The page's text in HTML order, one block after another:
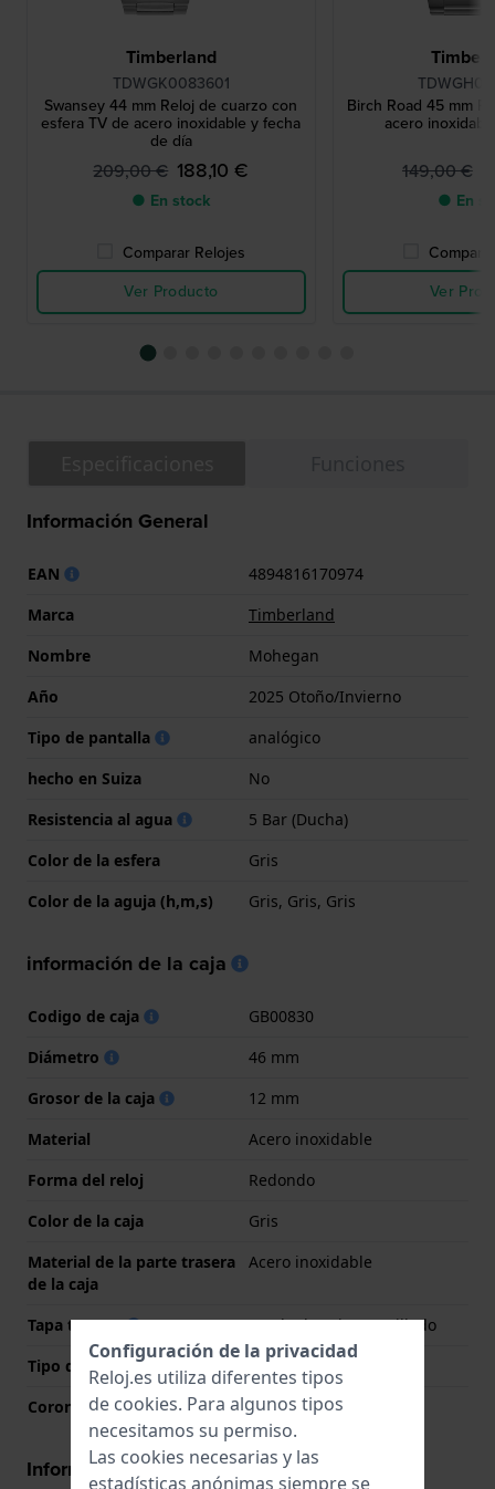
Timberland
TDWGK0083601
Swansey 44 mm Reloj de cuarzo con
esfera TV de acero inoxidable y fecha
de día
209,00 € 188,10 €
● En stock
Comparar Relojes
Ver Producto
Birch Road 45 mm
acero
149,00 €
● En
Ver
Información General
EAN
4894816170974
Marca
Timberland
Nombre
Mohegan
Año
2025 Otoño/Invierno
Tipo de pantalla
analógico
hecho en Suiza
No
Resistencia al agua
5 Bar (Ducha)
Color de la esfera
Gris
Color de la aguja (h,m,s)
Gris, Gris, Gris
información de la caja
Codigo de caja
GB00830
Diámetro
46 mm
Grosor de la caja
12 mm
Material
Acero inoxidable
Forma del reloj
Redondo
Color de la caja
Gris
Material de la parte trasera
de la caja
Acero inoxidable
Tapa trasera
Fondo de caja atornillado
Tipo de cristal
Mineral
Corona
Corona tipo pull
Información del movimiento
Configuración de la privacidad
Reloj.es utiliza diferentes tipos
de cookies. Para algunos tipos
necesitamos su permiso.
Las cookies necesarias y las
estadísticas anónimas siempre se